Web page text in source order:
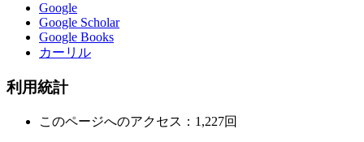
Google
Google Scholar
Google Books
カーリル
利用統計
このページへのアクセス：1,227回